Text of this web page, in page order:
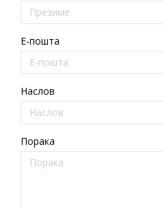
E-пошта
Наслов
Порака